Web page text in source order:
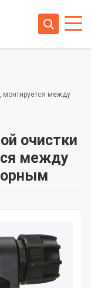
монтируется между
очистки
между